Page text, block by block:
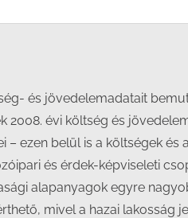
és jövedelemadatait
2008. évi költség és
ezen belül is a költségek és a
és érdek-képviseleti
alapanyagok egyre
mivel a hazai lakosság